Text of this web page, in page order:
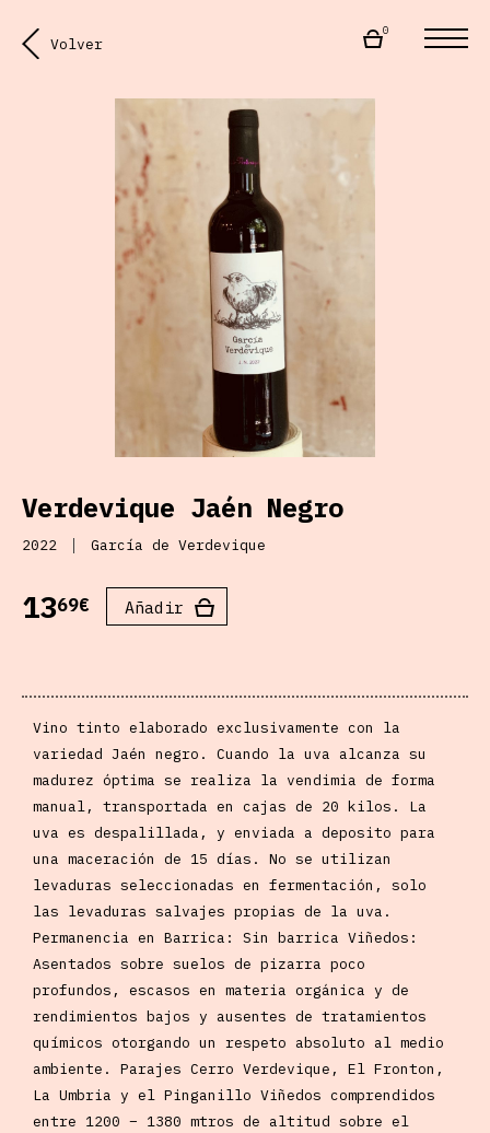
Volver
0
Verdevique Jaén Negro
2022 García de Verdevique
1369€ Añadir
Vino tinto elaborado exclusivamente con la
variedad Jaén negro. Cuando la uva alcanza su
madurez óptima se realiza la vendimia de forma
manual, transportada en cajas de 20 kilos. La
uva es despalillada, y enviada a deposito para
una maceración de 15 días. No se utilizan
levaduras seleccionadas en fermentación, solo
las levaduras salvajes propias de la uva.
Permanencia en Barrica: Sin barrica Viñedos:
Asentados sobre suelos de pizarra poco
profundos, escasos en materia orgánica y de
rendimientos bajos y ausentes de tratamientos
químicos otorgando un respeto absoluto al medio
ambiente. Parajes Cerro Verdevique, El Fronton,
La Umbria y el Pinganillo Viñedos comprendidos
entre 1200 – 1380 mtros de altitud sobre el